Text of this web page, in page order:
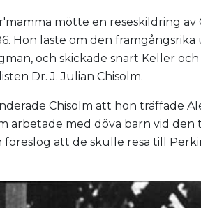
mötte en reseskildring av
Hon läste om den
och skickade snart Keller och
Dr. J. Julian Chisolm.
Chisolm att hon träffade
arbetade med döva barn vid den
att de skulle resa till